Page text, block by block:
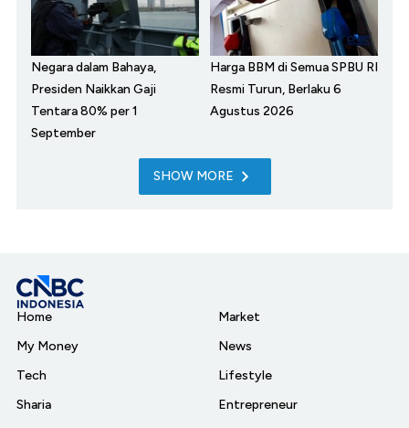
Negara dalam Bahaya,
Presiden Naikkan Gaji
Tentara 80% per 1
September
Harga BBM di Semua SPBU RI
Resmi Turun, Berlaku 6
Agustus 2026
SHOW MORE
Home
My Money
Tech
Sharia
Market
News
Lifestyle
Entrepreneur